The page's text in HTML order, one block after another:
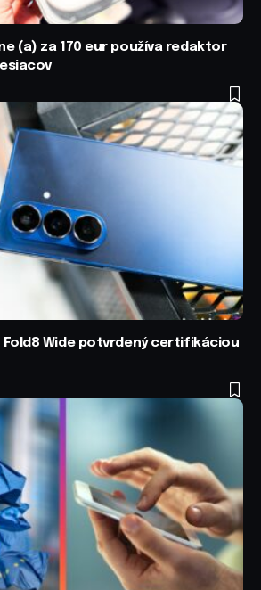
(a) za 170 eur používa redaktor
Fold8 Wide potvrdený certifikáciou